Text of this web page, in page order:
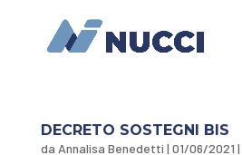
DECRETO SOSTEGNI BIS
da Annalisa Benedetti | 01/06/2021 |